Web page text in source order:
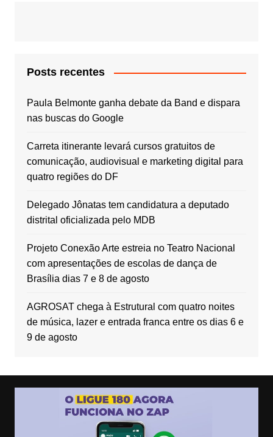
Posts recentes
Paula Belmonte ganha debate da Band e dispara
nas buscas do Google
Carreta itinerante levará cursos gratuitos de
comunicação, audiovisual e marketing digital para
quatro regiões do DF
Delegado Jônatas tem candidatura a deputado
distrital oficializada pelo MDB
Projeto Conexão Arte estreia no Teatro Nacional
com apresentações de escolas de dança de
Brasília dias 7 e 8 de agosto
AGROSAT chega à Estrutural com quatro noites
de música, lazer e entrada franca entre os dias 6 e
9 de agosto